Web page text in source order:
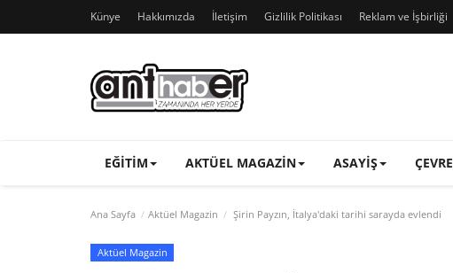
Künye Hakkımızda İletişim Gizlilik Politikası Reklam ve İşbirliği
EĞITIM AKTÜEL MAGAZIN ASAYIŞ ÇEVRE
Ana Sayfa Aktüel Magazin Şirin Payzın, İtalya'daki tarihi sarayda evlendi
Aktüel Magazin